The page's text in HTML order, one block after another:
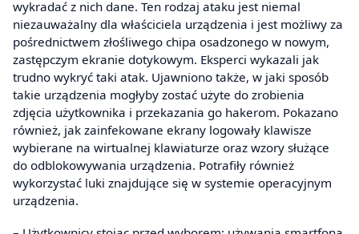
wykradać z nich dane. Ten rodzaj ataku jest niemal
niezauważalny dla właściciela urządzenia i jest możliwy za
pośrednictwem złośliwego chipa osadzonego w nowym,
zastępczym ekranie dotykowym. Eksperci wykazali jak
trudno wykryć taki atak. Ujawniono także, w jaki sposób
takie urządzenia mogłyby zostać użyte do zrobienia
zdjęcia użytkownika i przekazania go hakerom. Pokazano
również, jak zainfekowane ekrany logowały klawisze
wybierane na wirtualnej klawiaturze oraz wzory służące
do odblokowywania urządzenia. Potrafiły również
wykorzystać luki znajdujące się w systemie operacyjnym
urządzenia.